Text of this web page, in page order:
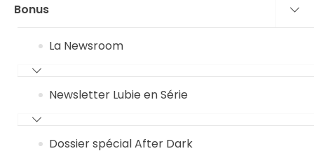
Bonus
La Newsroom
Newsletter Lubie en Série
Dossier spécial After Dark